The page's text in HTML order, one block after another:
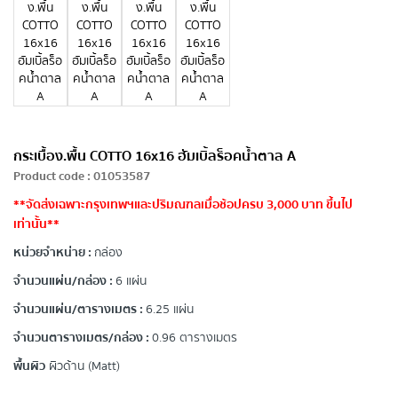
กระเบื้อง.พื้น COTTO 16x16 ฮัมเบิ้ลร็อคน้ำตาล A
Product code:01053587
**จัดส่งเฉพาะกรุงเทพฯและปริมณฑลเมื่อช้อปครบ 3,000 บาท ขึ้นไป
เท่านั้น**
หน่วยจำหน่าย : กล่อง
จำนวนแผ่น/กล่อง :6 แผ่น
จำนวนแผ่น/ตารางเมตร :6.25 แผ่น
จำนวนตารางเมตร/กล่อง :0.96 ตารางเมตร
พื้นผิว ผิวด้าน (Matt)